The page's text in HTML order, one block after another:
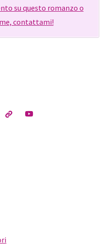
su questo romanzo o
contattami!